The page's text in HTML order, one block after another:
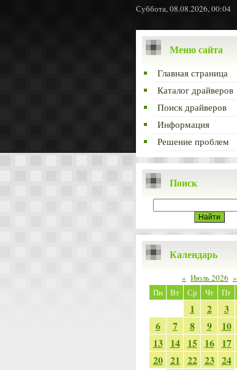
Суббота, 08.08.2026, 00:04
Меню сайта
Главная страница
Каталог драйверов
Поиск драйверов
Информация
Решение проблем
Поиск
Календарь
« Июль 2026 »
Пн
Вт Ср Чт Пт
1 2 3
6
7 8 9 10
13 14 15 16 17
20 21 22 23 24